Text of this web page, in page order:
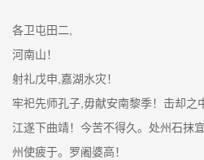
各卫屯田二,
河南山！
射礼戊申,嘉湖水灾！
牢祀先师孔子,毋献安南黎季！击却之
江遂下曲靖！今苦不得久。处州石抹
州使疲于。罗阇婆高！